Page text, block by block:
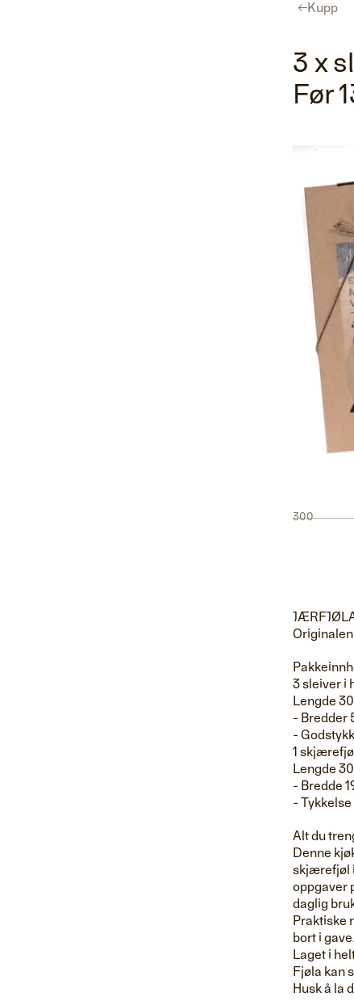
←Kupp
3 x
Før
300
Originalen
3 sleiver i
Lengde
- Bredder
-
1
Lengde
- Bredde
- Tykkelse
Alt du
Denne
skjærefjøl i
oppgaver
daglig
Praktiske
bort i gave.
Laget i
Fjøla kan
Husk å la